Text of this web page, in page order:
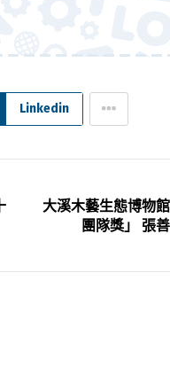
Linkedin
大溪木藝生態博物
團隊獎」 張